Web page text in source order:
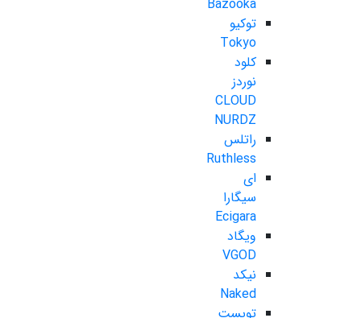
Bazooka
توکیو
Tokyo
کلود
نوردز
CLOUD
NURDZ
راتلس
Ruthless
ای
سیگارا
Ecigara
ویگاد
VGOD
نیکد
Naked
تویست